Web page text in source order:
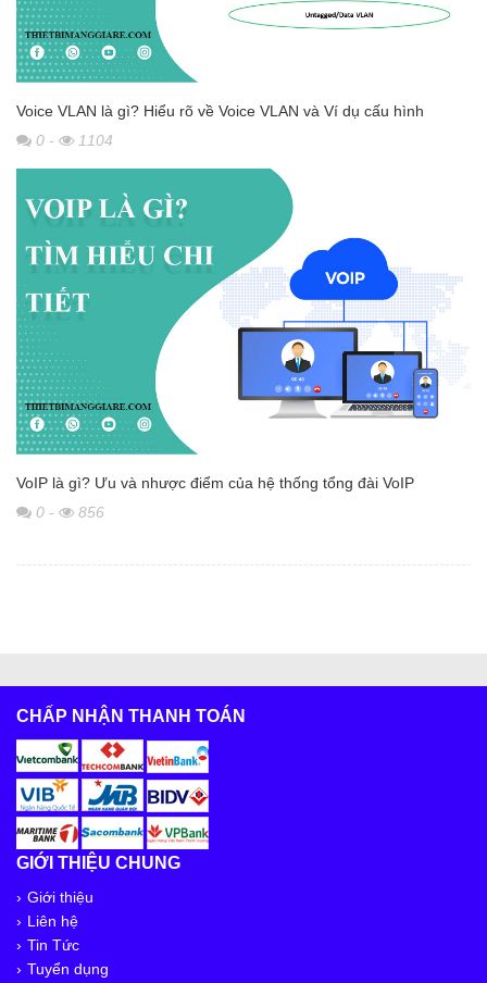
Voice VLAN là gì? Hiểu rõ về Voice VLAN và Ví dụ cấu hình
0 - 1104
VoIP là gì? Ưu và nhược điểm của hệ thống tổng đài VoIP
0 - 856
CHẤP NHẬN THANH TOÁN
GIỚI THIỆU CHUNG
Giới thiệu
Liên hệ
Tin Tức
Tuyển dụng